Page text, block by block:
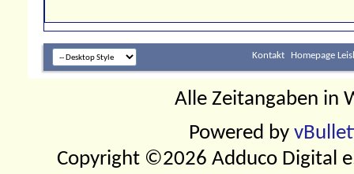
Kontakt Homepage
Alle Zeitangaben in
Powered by
Copyright ©2026 Adduco Digital